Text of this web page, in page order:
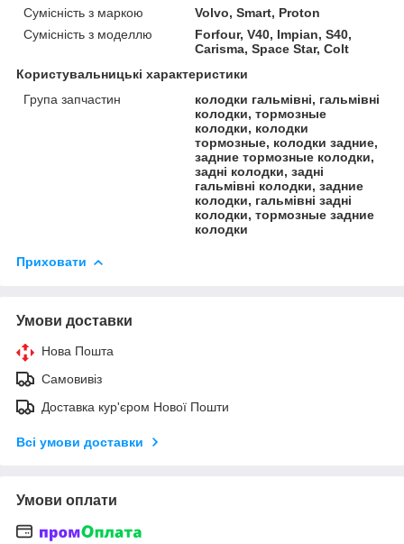
Сумісність з маркою
Volvo, Smart, Proton
Сумісність з моделлю
Forfour, V40, Impian, S40,
Carisma, Space Star, Colt
Користувальницькі характеристики
Група запчастин
колодки гальмівні, гальмівні
колодки, тормозные
колодки, колодки
тормозные, колодки задние,
задние тормозные колодки,
задні колодки, задні
гальмівні колодки, задние
колодки, гальмівні задні
колодки, тормозные задние
колодки
Приховати
Умови доставки
Нова Пошта
Самовивіз
Доставка кур'єром Нової Пошти
Всі умови доставки
Умови оплати